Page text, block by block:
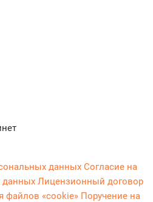
данных Согласие на
данных Лицензионный договор
файлов «cookie» Поручение на